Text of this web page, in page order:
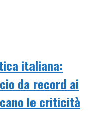
italiana:
da record ai
le criticità